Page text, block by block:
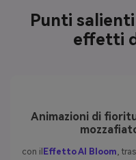
effetti
,
in un capolavoro